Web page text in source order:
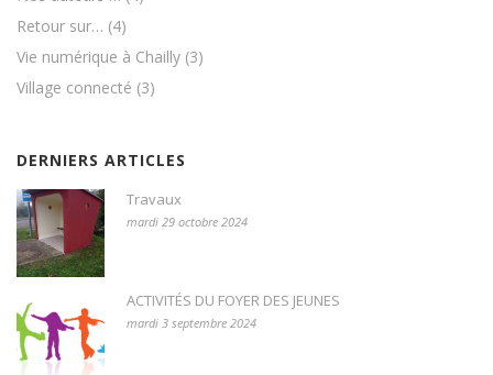
Retour sur… (4)
Vie numérique à Chailly (3)
Village connecté (3)
DERNIERS ARTICLES
Travaux
mardi 29 octobre 2024
ACTIVITÉS DU FOYER DES JEUNES
mardi 3 septembre 2024